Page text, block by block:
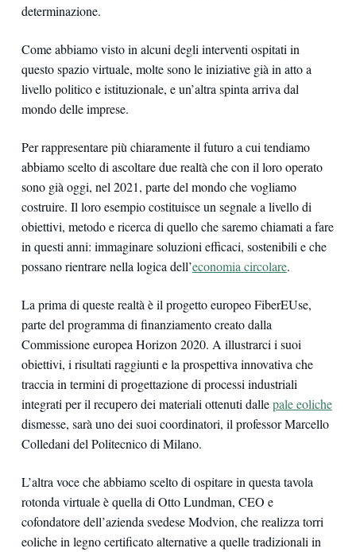
determinazione.
Come abbiamo visto in alcuni degli interventi ospitati in
questo spazio virtuale, molte sono le iniziative già in atto a
livello politico e istituzionale, e un’altra spinta arriva dal
mondo delle imprese.
Per rappresentare più chiaramente il futuro a cui tendiamo
abbiamo scelto di ascoltare due realtà che con il loro operato
sono già oggi, nel 2021, parte del mondo che vogliamo
costruire. Il loro esempio costituisce un segnale a livello di
obiettivi, metodo e ricerca di quello che saremo chiamati a fare
in questi anni: immaginare soluzioni efficaci, sostenibili e che
possano rientrare nella logica dell’economia circolare.
La prima di queste realtà è il progetto europeo FiberEUse,
parte del programma di finanziamento creato dalla
Commissione europea Horizon 2020. A illustrarci i suoi
obiettivi, i risultati raggiunti e la prospettiva innovativa che
traccia in termini di progettazione di processi industriali
integrati per il recupero dei materiali ottenuti dallepale eoliche
dismesse, sarà uno dei suoi coordinatori, il professor Marcello
Colledani del Politecnico di Milano.
L’altra voce che abbiamo scelto di ospitare in questa tavola
rotonda virtuale è quella di Otto Lundman, CEO e
cofondatore dell’azienda svedese Modvion, che realizza torri
eoliche in legno certificato alternative a quelle tradizionali in